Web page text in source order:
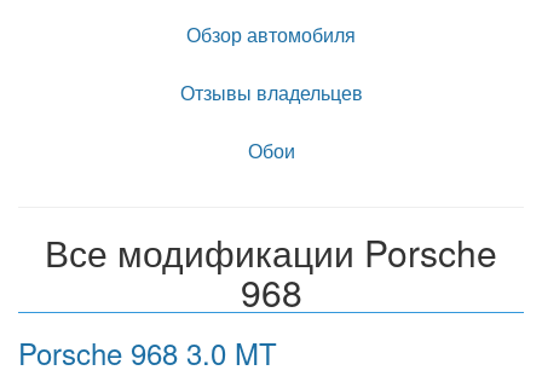
Обзор автомобиля
Отзывы владельцев
Обои
Все модификации Porsche
968
Porsche 968 3.0 MT